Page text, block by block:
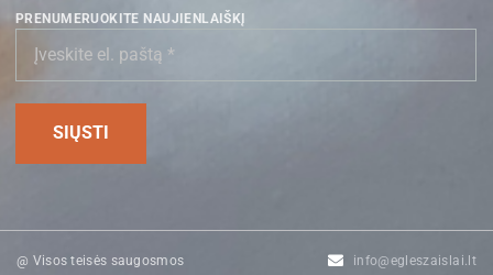
PRENUMERUOKITE NAUJIENLAIŠKĮ
@ Visos teisės saugosmos info@egleszaislai.lt